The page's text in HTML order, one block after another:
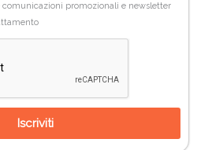
comunicazioni promozionali e newsletter
Iscriviti